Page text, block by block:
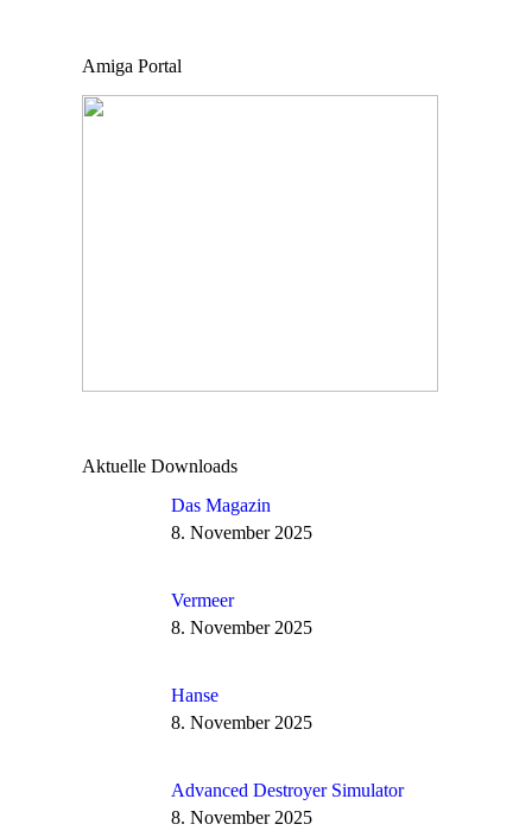
Amiga Portal
Aktuelle Downloads
Das Magazin
8. November 2025
Vermeer
8. November 2025
Hanse
8. November 2025
Advanced Destroyer Simulator
8. November 2025